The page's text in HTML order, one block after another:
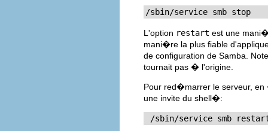
/sbin/service smb stop
L'option restart est une
mani�re la plus fiable
de configuration de Samba.
tournait pas � l'origine.
Pour red�marrer le serveur,
une invite du shell�:
/sbin/service smb